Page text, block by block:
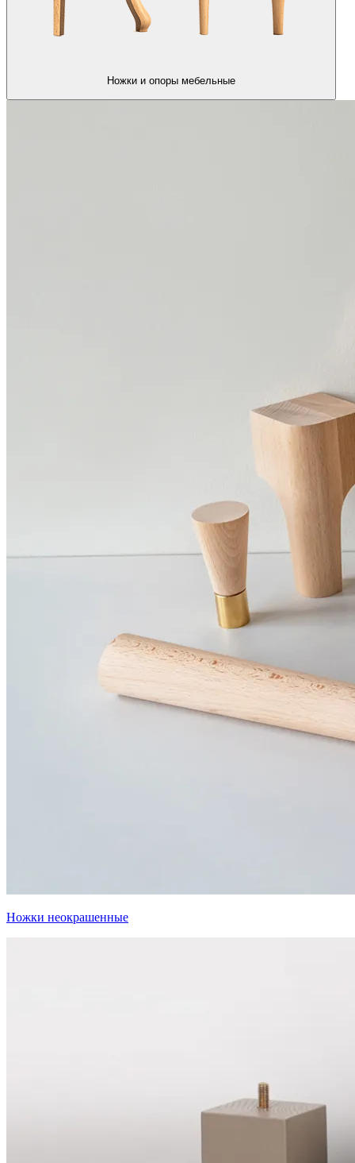
Ножки и опоры мебельные
Ножки неокрашенные